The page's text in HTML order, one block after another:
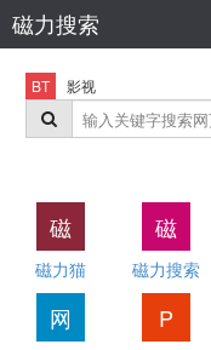
磁力搜索
BT 影视
磁
磁力猫
磁
磁力搜索
网 P